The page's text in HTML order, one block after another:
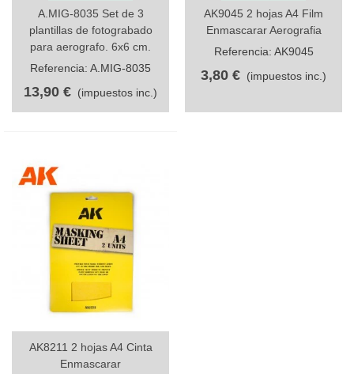
A.MIG-8035 Set de 3
plantillas de fotograbado
para aerografo. 6x6 cm.
Referencia: A.MIG-8035
13,90 € (impuestos inc.)
AK9045 2 hojas A4 Film
Enmascarar Aerografia
Referencia: AK9045
3,80 € (impuestos inc.)
AK8211 2 hojas A4 Cinta
Enmascarar